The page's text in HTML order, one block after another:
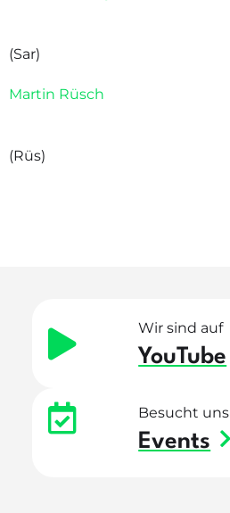
(Sar)
Martin Rüsch
(Rüs)
Wir sind auf
YouTube
Besucht uns
Events